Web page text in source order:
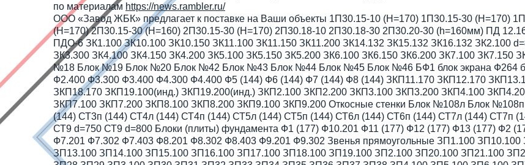
по материалам https://news.rambler.ru/
ООО «Завод ЖБК» предлагает к поставке на Ваши объекты 1П30.15-10 (Н=170) 1П30.15-30 (Н=170)
(H=170) 2П30.15-30 (H=160) 2П30.15-30 (H=170) 2П30.18-10 2П30.18-30 2П30.20-30 (h=160мм) ПД
ПДО-6 ЗК1.100 ЗК10.100 ЗК10.150 ЗК11.100 ЗК11.150 ЗК11.200 ЗК14.132 ЗК15.132 ЗК16.132 ЗК2.100
ЗК3.300 ЗК4.100 ЗК4.150 ЗК4.200 ЗК5.100 ЗК5.150 ЗК5.200 ЗК6.100 ЗК6.150 ЗК6.200 ЗК7.100 ЗК7.150
№18 Блок №19 Блок №20 Блок №42 Блок №43 Блок №44 Блок №45 Блок №46 БФ1 блок экрана Ф264
Ф2.400 Ф3.300 Ф3.400 Ф4.300 Ф4.400 Ф5 (144) Ф6 (144) Ф7 (144) Ф8 (144) ЗКП11.170 ЗКП12.170
ЗКП18.170 ЗКП19.100(инд.) ЗКП19.200(инд.) ЗКП2.100 ЗКП2.200 ЗКП3.100 ЗКП3.200 ЗКП4.100
ЗКП7.100 ЗКП7.200 ЗКП8.100 ЗКП8.200 ЗКП9.100 ЗКП9.200 Откосные стенки Блок №108л Блок
(144) СТ3п (144) СТ4л (144) СТ4п (144) СТ5л (144) СТ5п (144) СТ6л (144) СТ6п (144) СТ7л (144) СТ7п
СТ9 d=750 СТ9 d=800 Блоки (плиты) фундамента Ф1 (177) Ф10.201 Ф11 (177) Ф12 (177) Ф13 (177) Ф2
Ф7.201 Ф7.302 Ф7.403 Ф8.201 Ф8.302 Ф8.403 Ф9.201 Ф9.302 Звенья прямоугольные ЗП1.100
ЗП13.100 ЗП14.100 ЗП15.100 ЗП16.100 ЗП17.100 ЗП18.100 ЗП19.100 ЗП2.100 ЗП20.100 ЗП21.100